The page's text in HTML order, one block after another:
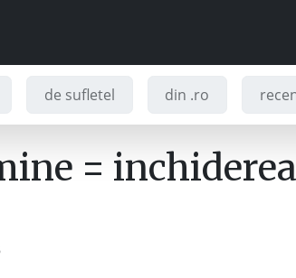
de sufletel din .ro
= inchiderea